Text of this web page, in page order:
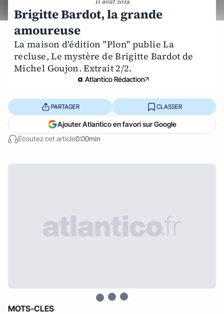
Brigitte Bardot, la grande
amoureuse
La maison d'édition "Plon" publie La
recluse, Le mystère de Brigitte Bardot de
Michel Goujon. Extrait 2/2.
Atlantico Rédaction
Écoutez cet article0:00min
PARTAGER CLASSER
Ajouter Atlantico en favori sur Google
MOTS-CLES